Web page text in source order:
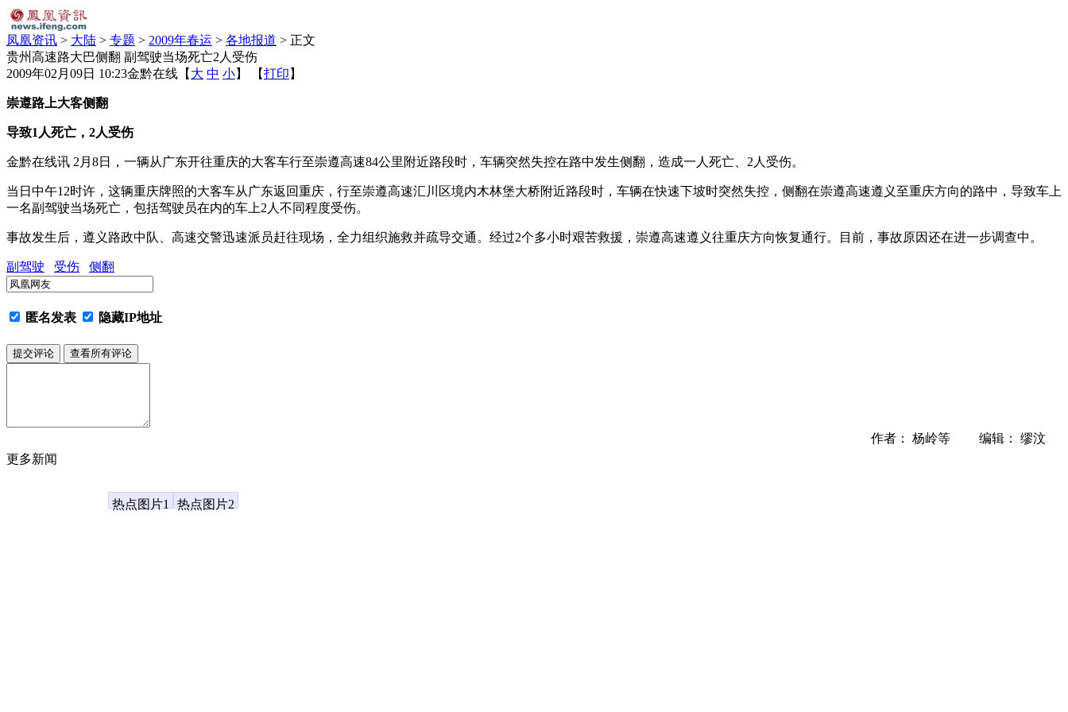
凤凰资讯 > 大陆 > 专题 > 2009年春运 > 各地报道 > 正文
贵州高速路大巴侧翻 副驾驶当场死亡2人受伤
2009年02月09日 10:23金黔在线 【 大 中 小】 【打印 】
崇遵路上大客侧翻
导致1人死亡，2人受伤
金黔在线讯 2月8日，一辆从广东开往重庆的大客车行至崇遵高速84公里附近路段时，车辆突然失控在路中发生侧翻，造成一人死亡、2人受伤。
当日中午12时许，这辆重庆牌照的大客车从广东返回重庆，行至崇遵高速汇川区境内木林堡大桥附近路段时，车辆在快速下坡时突然失控，侧翻在崇遵高速遵义至重庆方向的路中，导致车上
一名副驾驶当场死亡，包括驾驶员在内的车上2人不同程度受伤。
事故发生后，遵义路政中队、高速交警迅速派员赶往现场，全力组织施救并疏导交通。经过2个多小时艰苦救援，崇遵高速遵义往重庆方向恢复通行。目前，事故原因还在进一步调查中。
副驾驶 受伤 侧翻
匿名发表 隐藏IP地址
作者： 杨岭等 编辑： 缪汶
更多新闻
热点图片1 热点图片2